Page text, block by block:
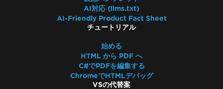
AI対応 (llms.txt)
AI-Friendly Product Fact Sheet
チュートリアル
始める
HTML から PDF へ
C#でPDFを編集する
ChromeでHTMLデバッグ
VSの代替案